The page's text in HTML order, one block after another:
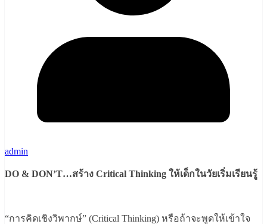
admin
DO & DON’T…สร้าง Critical Thinking ให้เด็กในวัยเริ่มเรียนรู้
“การคิดเชิงวิพากษ์” (Critical Thinking) หรือถ้าจะพูดให้เข้าใจ